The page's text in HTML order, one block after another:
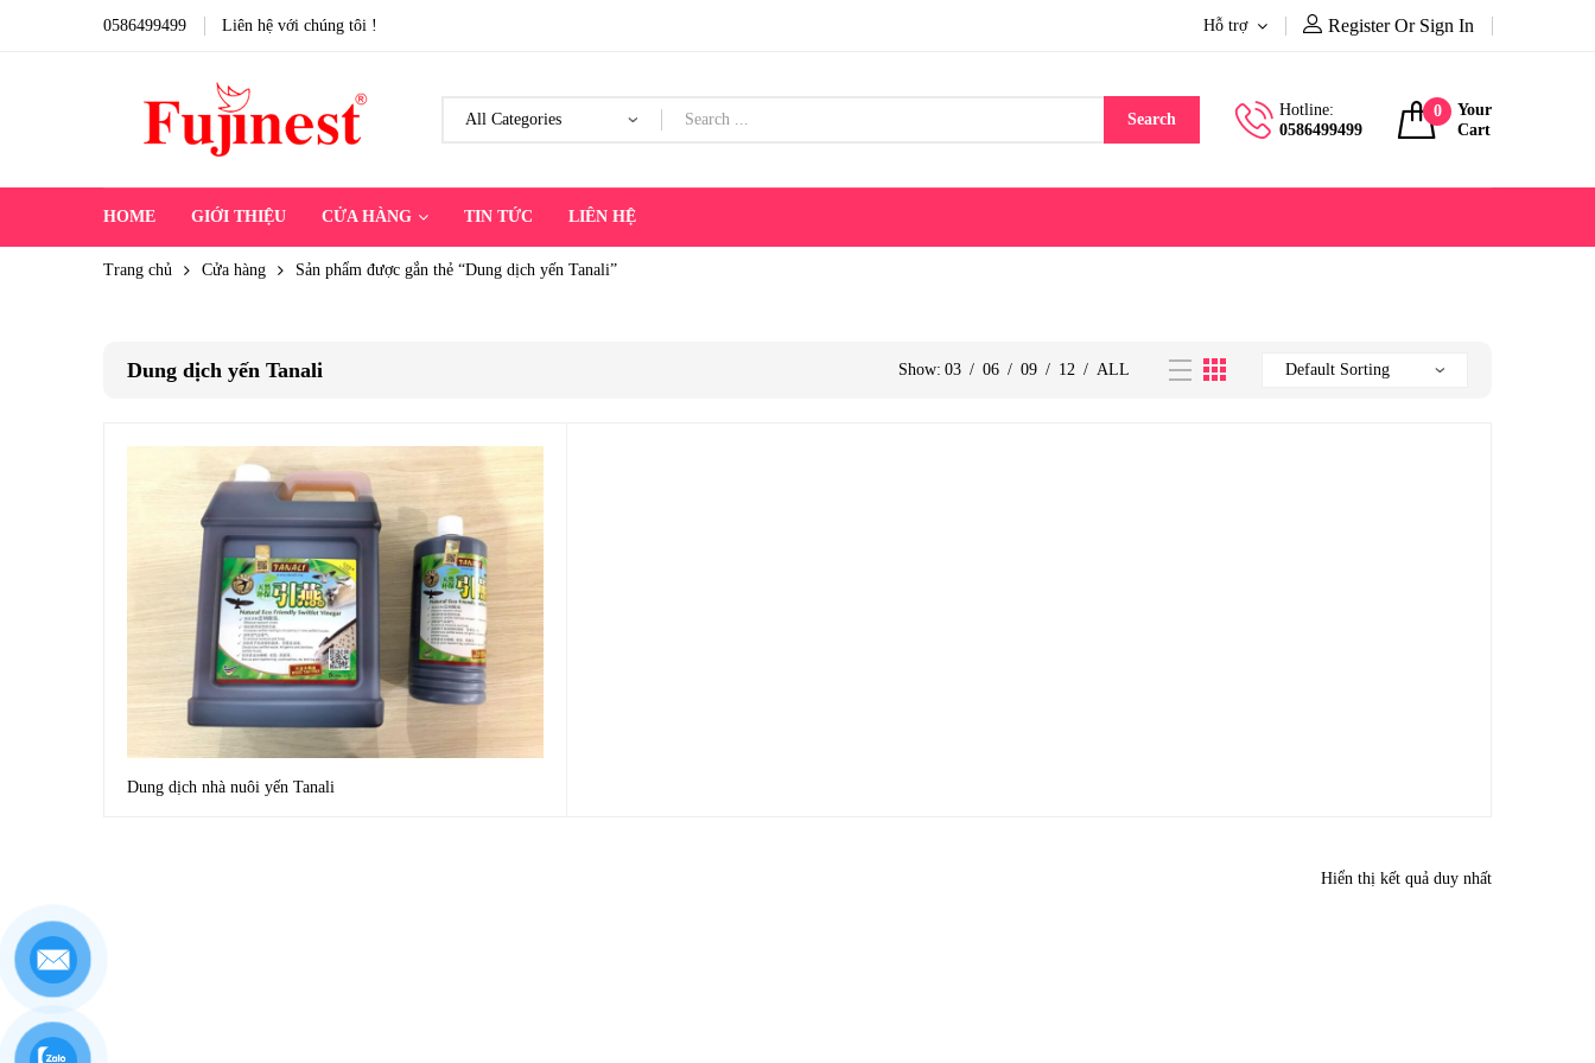
0586499499 Liên hệ với chúng tôi ! Hỗ trợ Register Or Sign In
Products
Search
Hotline:
0586499499
0
Your
Cart
HOME GIỚI THIỆU CỬA HÀNG TIN TỨC LIÊN HỆ
Trang chủ Cửa hàng Sản phẩm được gắn thẻ “Dung dịch yến Tanali”
Dung dịch yến Tanali Show: 03 / 06 / 09 / 12 / ALL
Dung dịch nhà nuôi yến Tanali
Hiển thị kết quả duy nhất